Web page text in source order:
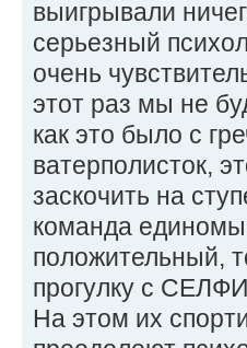
выигрывали
серьезный
очень
этот раз мы не
как это было с
ватерполисток,
заскочить на
команда
положительный,
прогулку с
На этом их